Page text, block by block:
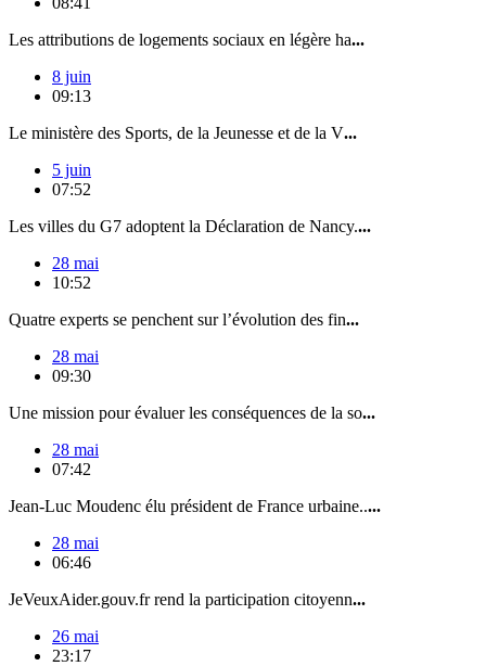
Les attributions de logements sociaux en légère ha...
8 juin
09:13
Le ministère des Sports, de la Jeunesse et de la V...
5 juin
07:52
Les villes du G7 adoptent la Déclaration de Nancy....
28 mai
10:52
Quatre experts se penchent sur l’évolution des fin...
28 mai
09:30
Une mission pour évaluer les conséquences de la so...
28 mai
07:42
Jean-Luc Moudenc élu président de France urbaine.....
28 mai
06:46
JeVeuxAider.gouv.fr rend la participation citoyenn...
26 mai
23:17